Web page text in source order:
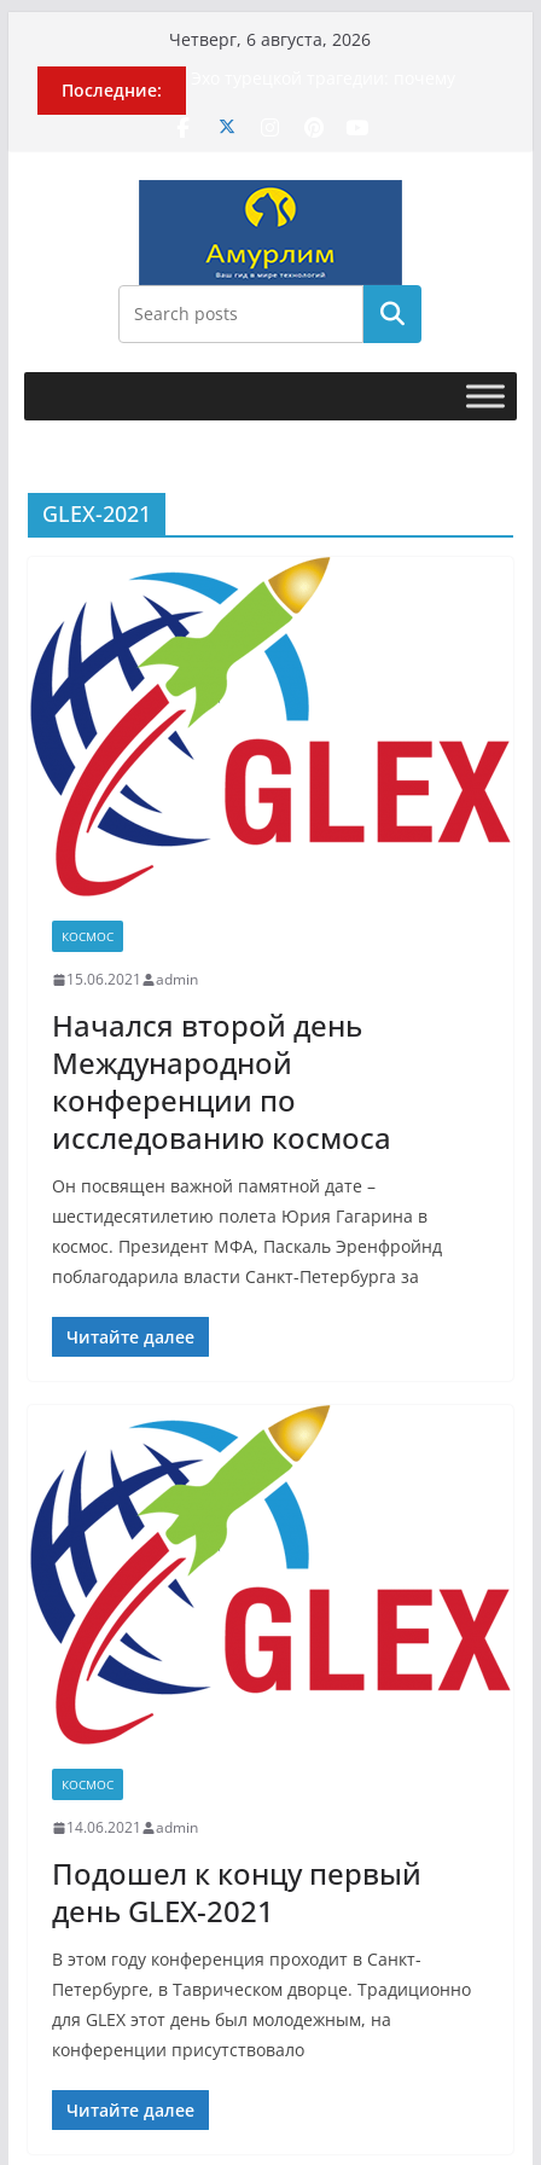
содержимому
Четверг, 6 августа, 2026
Последние:
МотоТани?
приговорили к четырём годам
Илью Ремесло задержали по делу о
фейках о российской армии
Новые криминальные хроники
связали Диану Шурыгину и Настю
История о том, как «Пухососы»
улетели к чужому дяде
Поиск
GLEX-2021
КОСМОС
15.06.2021 admin
Начался второй день
Международной
конференции по
исследованию космоса
Он посвящен важной памятной дате –
шестидесятилетию полета Юрия Гагарина в
космос. Президент МФА, Паскаль Эренфройнд
поблагодарила власти Санкт-Петербурга за
Читайте далее
КОСМОС
14.06.2021 admin
Подошел к концу первый
день GLEX-2021
В этом году конференция проходит в Санкт-
Петербурге, в Таврическом дворце. Традиционно
для GLEX этот день был молодежным, на
конференции присутствовало
Читайте далее